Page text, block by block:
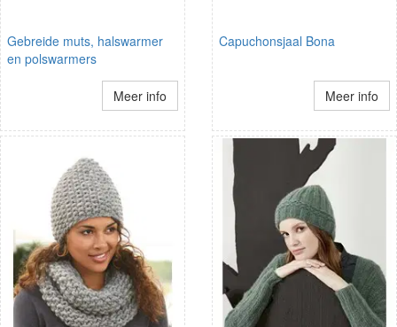
Gebreide muts, halswarmer
en polswarmers
Meer info
Capuchonsjaal Bona
Meer info